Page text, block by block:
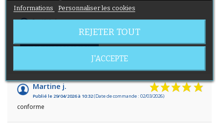
VOIR L'ATTESTATION 10
Martine j.
Publié le 29/04/2026 à 10:32(Date de commande : 02/03/2026)
conforme
Informations Personnaliser les cookies
REJETER TOUT
J'ACCEPTE